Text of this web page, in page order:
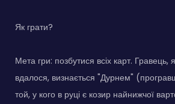
Як грати?
Мета гри: позбутися всіх карт. Гравець,
вдалося, визнається "Дурнем"
той, у кого в руці є козир найнижчої